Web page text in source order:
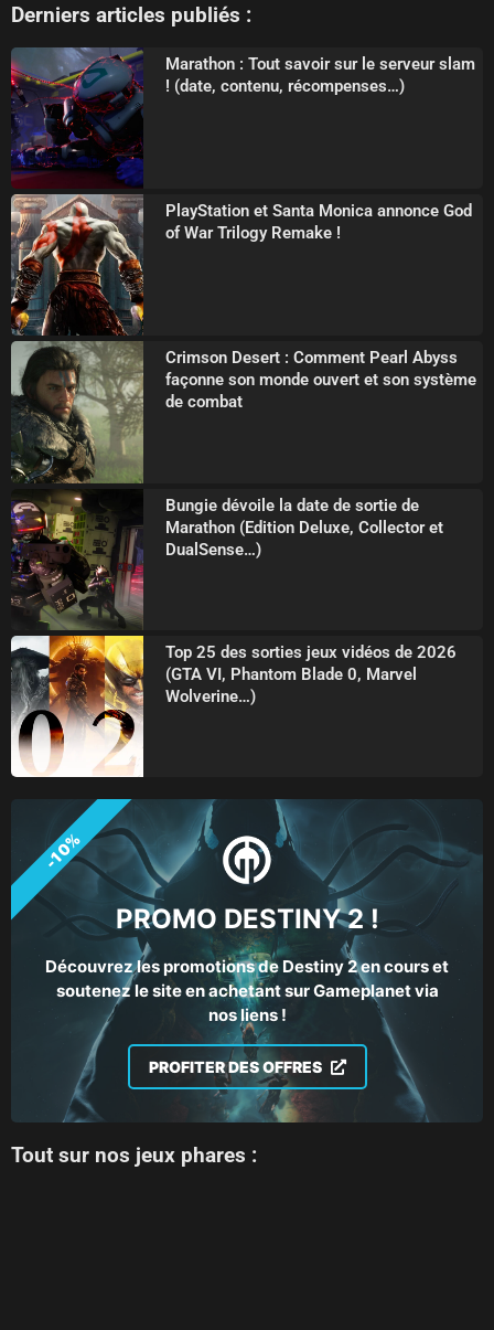
Derniers articles publiés :
Marathon : Tout savoir sur le serveur slam
! (date, contenu, récompenses…)
PlayStation et Santa Monica annonce God
of War Trilogy Remake !
Crimson Desert : Comment Pearl Abyss
façonne son monde ouvert et son système
de combat
Bungie dévoile la date de sortie de
Marathon (Edition Deluxe, Collector et
DualSense…)
Top 25 des sorties jeux vidéos de 2026
(GTA VI, Phantom Blade 0, Marvel
Wolverine…)
PROMO DESTINY 2 !
Découvrez les promotions de Destiny 2 en cours et
soutenez le site en achetant sur Gameplanet via
nos liens !
PROFITER DES OFFRES
-10%
Tout sur nos jeux phares :